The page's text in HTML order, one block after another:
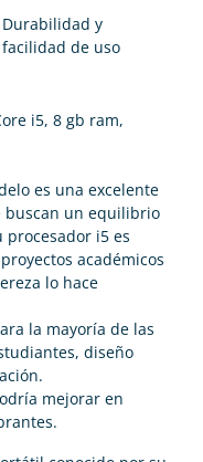
Durabilidad y
facilidad de uso
i5, 8 gb ram,
es una excelente
buscan un equilibrio
i5 es
académicos
lo hace
la mayoría de las
diseño
mejorar en